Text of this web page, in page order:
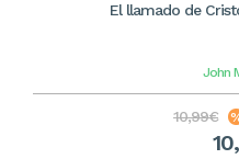
El llamado de
John
10,99€